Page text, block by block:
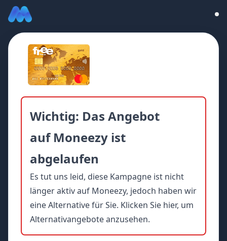
Wichtig: Das Angebot
auf Moneezy ist
abgelaufen
Es tut uns leid, diese Kampagne ist nicht
länger aktiv auf Moneezy, jedoch haben wir
eine Alternative für Sie. Klicken Sie hier, um
Alternativangebote anzusehen.